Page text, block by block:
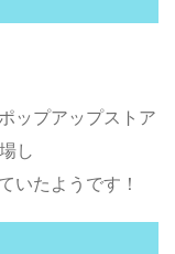
ップアップストア
し
いたようです！